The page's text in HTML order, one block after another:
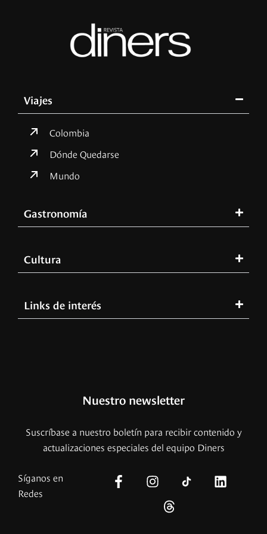
Viajes
Colombia
Dónde Quedarse
Mundo
Gastronomía
Cultura
Links de interés
Nuestro newsletter
Suscríbase a nuestro boletín para recibir contenido y
actualizaciones especiales del equipo Diners
Síganos en
Redes